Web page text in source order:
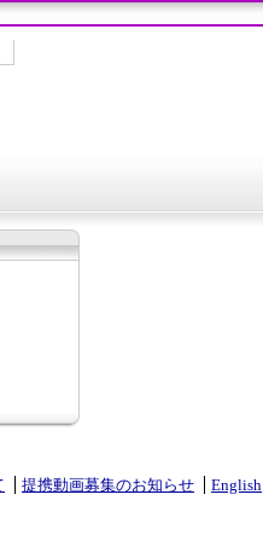
提携動画募集のお知らせ English